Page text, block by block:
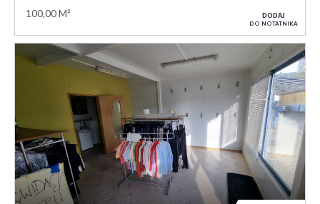
100,00 M² DODAJ
DO NOTATNIKA